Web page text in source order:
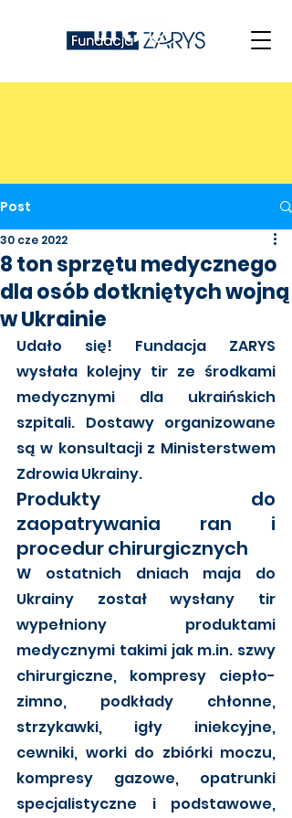
Post
8 ton sprzętu medycznego
dla osób dotkniętych wojną
w Ukrainie
30 cze 2022
Udało się! Fundacja ZARYS
wysłała kolejny tir ze środkami
medycznymi dla ukraińskich
szpitali. Dostawy organizowane
są w konsultacji z Ministerstwem
Zdrowia Ukrainy.
Produkty do
zaopatrywania ran i
procedur chirurgicznych
W ostatnich dniach maja do
Ukrainy został wysłany tir
wypełniony produktami
medycznymi takimi jak m.in. szwy
chirurgiczne, kompresy ciepło-
zimno, podkłady chłonne,
strzykawki, igły iniekcyjne,
cewniki, worki do zbiórki moczu,
kompresy gazowe, opatrunki
specjalistyczne i podstawowe,